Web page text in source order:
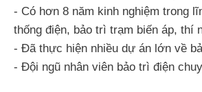
- Có hơn 8 năm kinh nghiệm trong
thống điện, bảo trì trạm biến áp, thí
- Đã thực hiện nhiều dự án lớn về
- Đội ngũ nhân viên bảo trì điện